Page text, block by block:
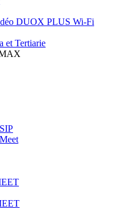
DUOX PLUS Wi-Fi
et Tertiarie